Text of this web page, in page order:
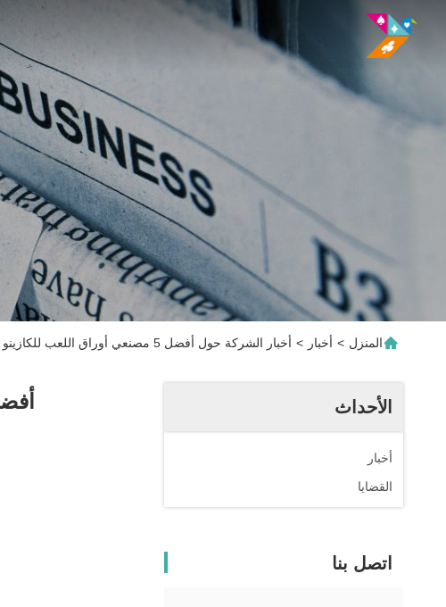
المنزل > أخبار > أخبار الشركة حول أفضل 5 مصنعي أوراق اللعب للكازينو في الصين [محدث لعام 2025]
الأحداث
أخبار
القضايا
اتصل بنا
أفضل 5 مصنعي أوراق اللعب